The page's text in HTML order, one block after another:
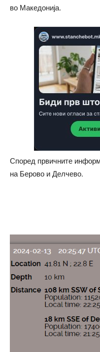
во Македонија.
Според првичните
на Берово и Делчево.